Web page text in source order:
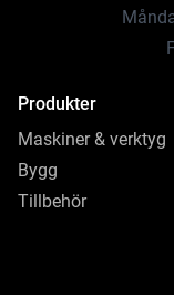
Produkter
Maskiner & verktyg
Bygg
Tillbehör